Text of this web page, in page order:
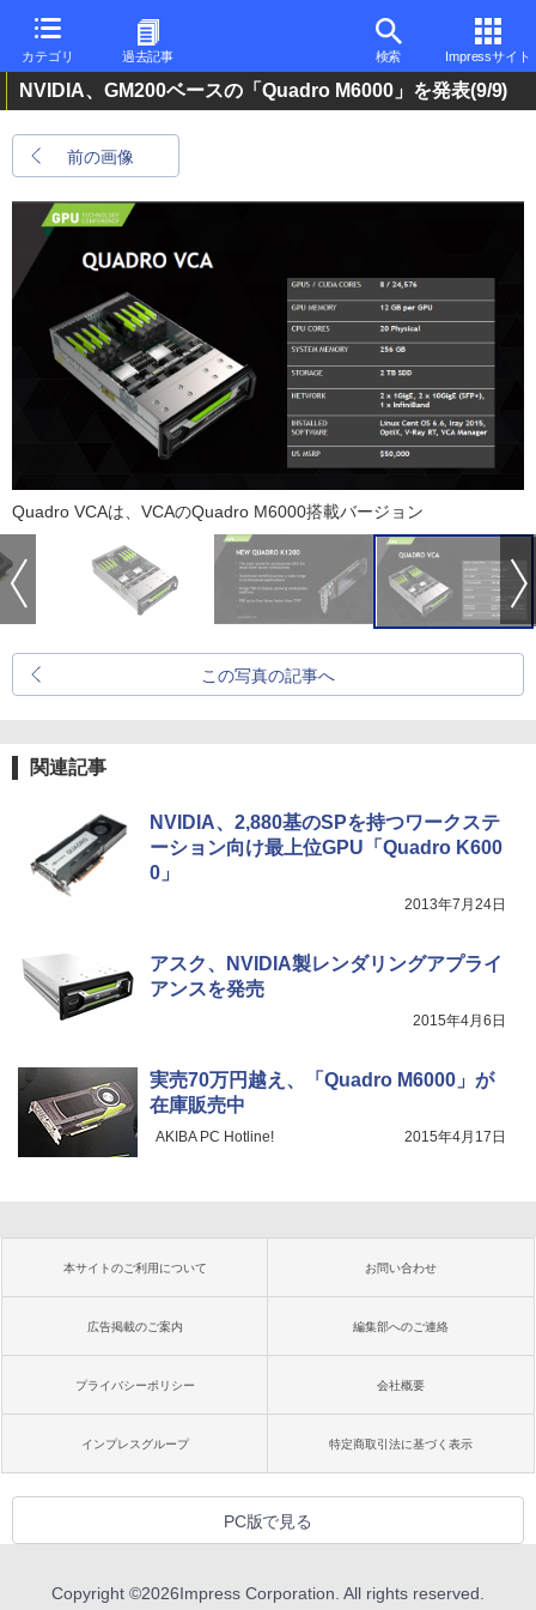
カテゴリ 過去記事 検索 Impressサイト
NVIDIA、GM200ベースの「Quadro M6000」を発表(9/9)
前の画像
Quadro VCAは、VCAのQuadro M6000搭載バージョン
この写真の記事へ
関連記事
NVIDIA、2,880基のSPを持つワークステ
ーション向け最上位GPU「Quadro K600
0」
2013年7月24日
アスク、NVIDIA製レンダリングアプライ
アンスを発売
2015年4月6日
実売70万円越え、「Quadro M6000」が
在庫販売中
AKIBA PC Hotline! 2015年4月17日
本サイトのご利用について お問い合わせ
広告掲載のご案内 編集部へのご連絡
プライバシーポリシー 会社概要
インプレスグループ 特定商取引法に基づく表示
PC版で見る
Copyright ©2026Impress Corporation. All rights reserved.